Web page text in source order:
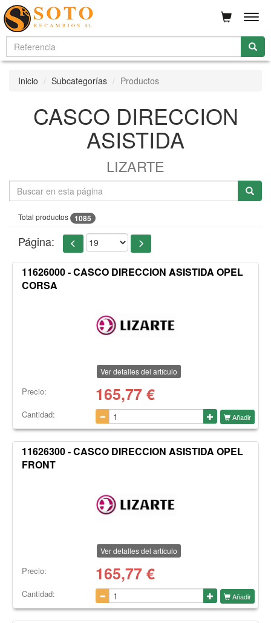
Inicio Subcategorías Productos
CASCO DIRECCION
ASISTIDA
LIZARTE
Total productos 1085
Página:
11626000 - CASCO DIRECCION ASISTIDA OPEL
CORSA
Ver detalles del artículo
Precio: 165,77€
Cantidad: Añadir
11626300 - CASCO DIRECCION ASISTIDA OPEL
FRONT
Ver detalles del artículo
Precio: 165,77€
Cantidad: Añadir